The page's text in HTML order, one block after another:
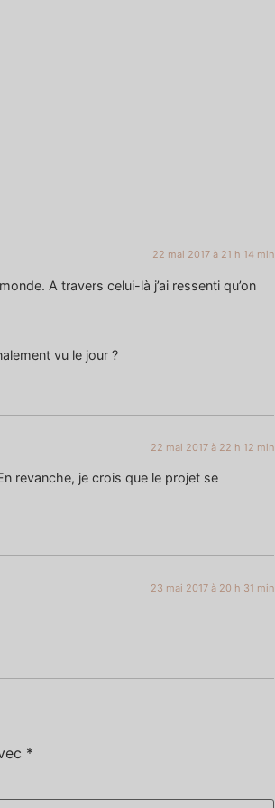
22 mai 2017 à 21 h 14 min
A travers celui-là j’ai ressenti qu’on
vu le jour ?
22 mai 2017 à 22 h 12 min
revanche, je crois que le projet se
23 mai 2017 à 20 h 31 min
*